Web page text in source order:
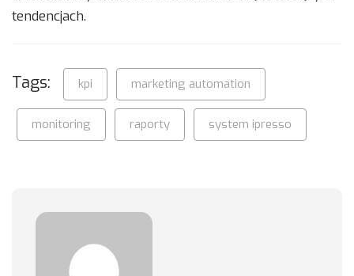
tendencjach.
Tags: kpi marketing automation
monitoring raporty system ipresso